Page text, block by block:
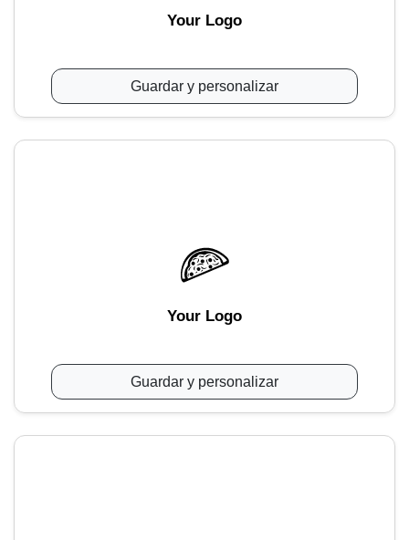
Your Logo
Guardar y personalizar
Your Logo
Guardar y personalizar